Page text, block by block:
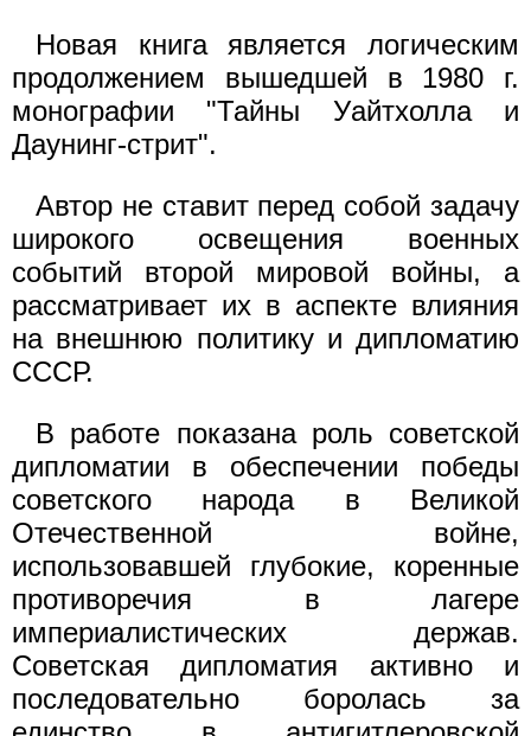
Новая книга является логическим
продолжением вышедшей в 1980 г.
монографии "Тайны Уайтхолла и
Даунинг-стрит".
Автор не ставит перед собой задачу
широкого освещения военных
событий второй мировой войны, а
рассматривает их в аспекте влияния
на внешнюю политику и дипломатию
СССР.
В работе показана роль советской
дипломатии в обеспечении победы
советского народа в Великой
Отечественной войне,
использовавшей глубокие, коренные
противоречия в лагере
империалистических держав.
Советская дипломатия активно и
последовательно боролась за